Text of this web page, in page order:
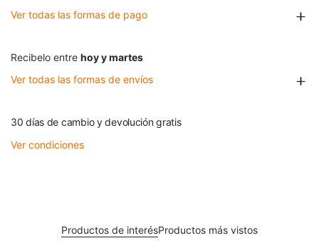
Ver todas las formas de pago
Recibelo entre hoy y martes
Ver todas las formas de envíos
30 días de cambio y devolución gratis
Ver condiciones
Productos de interésProductos más vistos